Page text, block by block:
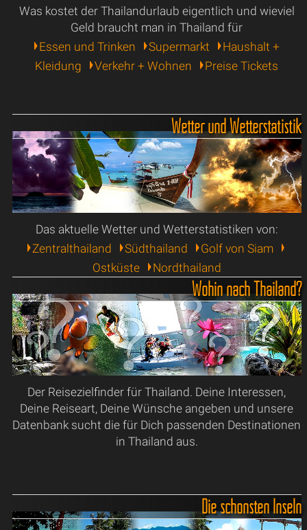
Was kostet der Thailandurlaub eigentlich und wieviel
Geld braucht man in Thailand für
Essen und Trinken
Supermarkt
Haushalt +
Kleidung
Verkehr + Wohnen Preise Tickets
Wetter und Wetterstatistik
Das aktuelle Wetter und Wetterstatistiken von:
Zentralthailand
Südthailand
Golf von Siam
Ostküste
Nordthailand
Wohin nach Thailand?
Der Reisezielfinder für Thailand. Deine Interessen,
Deine Reiseart, Deine Wünsche angeben und unsere
Datenbank sucht die für Dich passenden Destinationen
in Thailand aus.
Die schönsten Inseln